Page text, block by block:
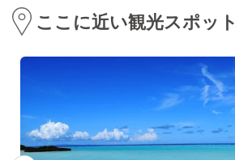
ここに近い観光スポット